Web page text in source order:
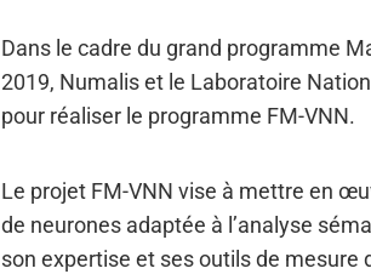
Dans le cadre du grand programme
2019, Numalis et le Laboratoire
pour réaliser le programme FM-VNN.
Le projet FM-VNN vise à mettre en
de neurones adaptée à l’analyse
son expertise et ses outils de mesure